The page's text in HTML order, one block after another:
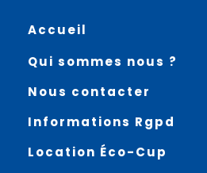
Accueil
Qui sommes nous ?
Nous contacter
Informations Rgpd
Location Éco-Cup